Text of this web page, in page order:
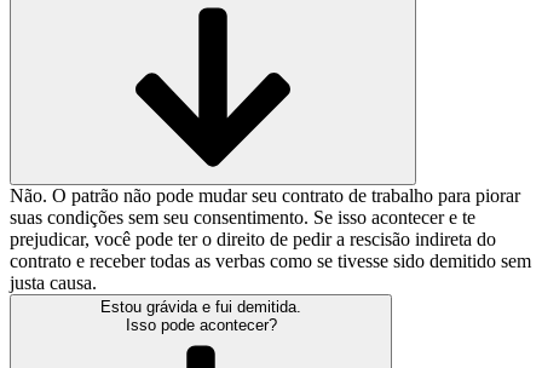
Não. O patrão não pode mudar seu contrato de trabalho para piorar
suas condições sem seu consentimento. Se isso acontecer e te
prejudicar, você pode ter o direito de pedir a rescisão indireta do
contrato e receber todas as verbas como se tivesse sido demitido sem
justa causa.
Estou grávida e fui demitida.
Isso pode acontecer?